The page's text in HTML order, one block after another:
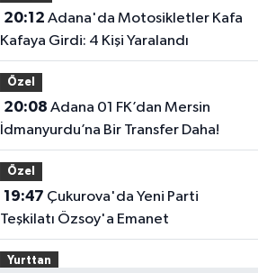
20:12
Kafaya Girdi: 4 Kişi Yaralandı
Özel
20:08
İdmanyurdu’na Bir Transfer Daha!
Özel
19:47
Teşkilatı Özsoy'a Emanet
Yurttan